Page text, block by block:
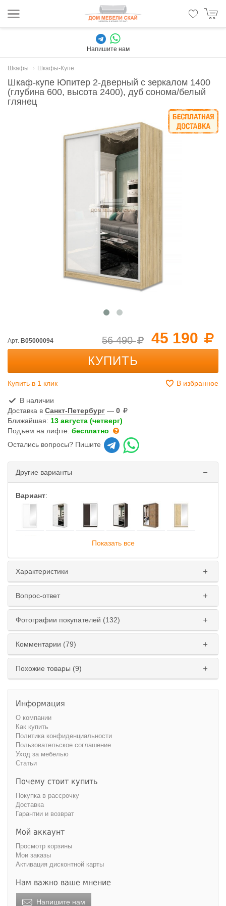
Напишите нам
Шкафы Шкафы-Купе
Шкаф-купе Юпитер 2-дверный с зеркалом 1400
(глубина 600, высота 2400), дуб сонома/белый
глянец
45 190
56 490
Арт. B05000094
КУПИТЬ
Купить в 1 клик В избранное
В наличии
Доставка в Санкт-Петербург — 0
Ближайшая: 13 августа (четверг)
Подъем на лифте: бесплатно
Остались вопросы? Пишите
Другие варианты
Вариант:
Глубина:
45 см
Ширина:
150 см 160 см 170 см 180 см
Высота:
Показать все
Характеристики
Вопрос-ответ
Фотографии покупателей (132)
Комментарии (79)
Похожие товары (9)
Информация
О компании
Как купить
Политика конфиденциальности
Пользовательское соглашение
Уход за мебелью
Статьи
Почему стоит купить
Покупка в рассрочку
Доставка
Гарантии и возврат
Мой аккаунт
Просмотр корзины
Мои заказы
Активация дисконтной карты
Нам важно ваше мнение
Напишите нам